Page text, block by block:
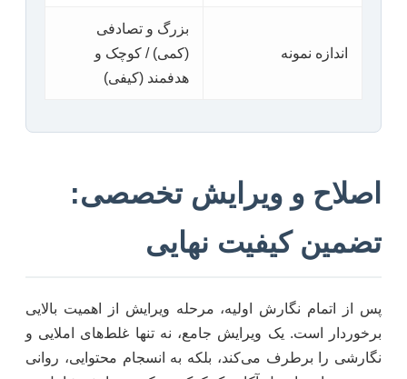
اندازه نمونه
بزرگ و تصادفی
(کمی) / کوچک و
هدفمند (کیفی)
اصلاح و ویرایش تخصصی:
تضمین کیفیت نهایی
پس از اتمام نگارش اولیه، مرحله ویرایش از اهمیت بالایی
برخوردار است. یک ویرایش جامع، نه تنها غلط‌های املایی و
نگارشی را برطرف می‌کند، بلکه به انسجام محتوایی، روانی